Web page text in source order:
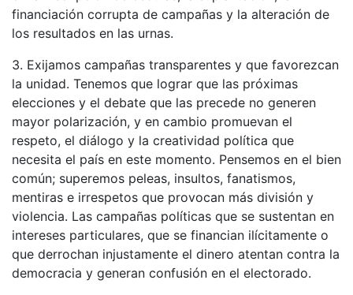
financiación corrupta de campañas y la alteración de
los resultados en las urnas.
3. Exijamos campañas transparentes y que favorezcan
la unidad. Tenemos que lograr que las próximas
elecciones y el debate que las precede no generen
mayor polarización, y en cambio promuevan el
respeto, el diálogo y la creatividad política que
necesita el país en este momento. Pensemos en el bien
común; superemos peleas, insultos, fanatismos,
mentiras e irrespetos que provocan más división y
violencia. Las campañas políticas que se sustentan en
intereses particulares, que se financian ilícitamente o
que derrochan injustamente el dinero atentan contra la
democracia y generan confusión en el electorado.